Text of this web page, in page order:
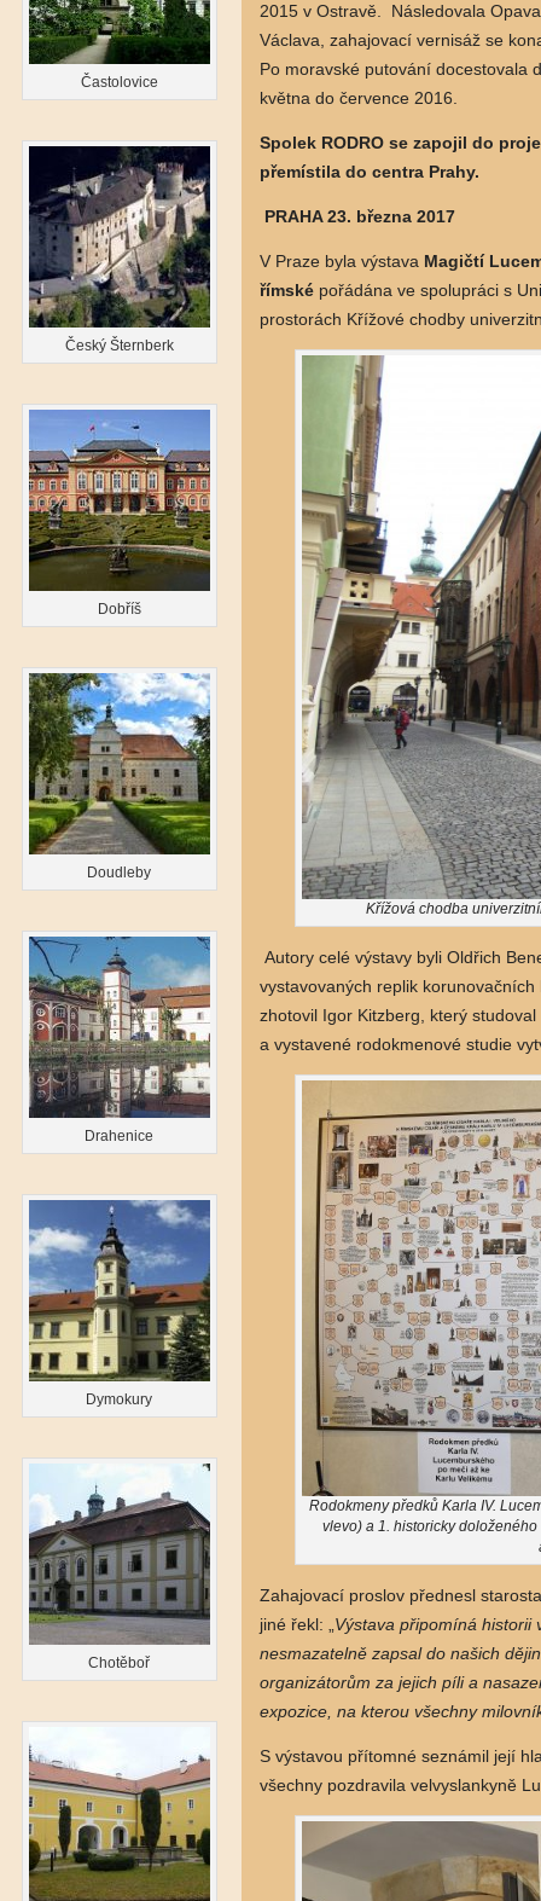
Častolovice
Český Šternberk
Dobříš
Doudleby
Drahenice
Dymokury
Chotěboř
2015 v Ostravě. Následovala
Václava, zahajovací vernisáž se
Po moravské putování docestovala
května do července 2016.
Spolek RODRO se zapojil do
přemístila do centra Prahy.
PRAHA 23. března 2017
V Praze byla výstava Magičtí
římské pořádána ve spolupráci s
prostorách Křížové chodby
Křížová chodba
Autory celé výstavy byli Oldřich
vystavovaných replik
zhotovil Igor Kitzberg, který
a vystavené rodokmenové studie
Rodokmeny předků Karla IV.
vlevo) a 1. historicky
Zahajovací proslov přednesl
jiné řekl: „ Výstava připomíná historii
nesmazatelně zapsal do našich
organizátorům za jejich píli a
expozice, na kterou všechny
S výstavou přítomné seznámil její
všechny pozdravila velvyslankyně